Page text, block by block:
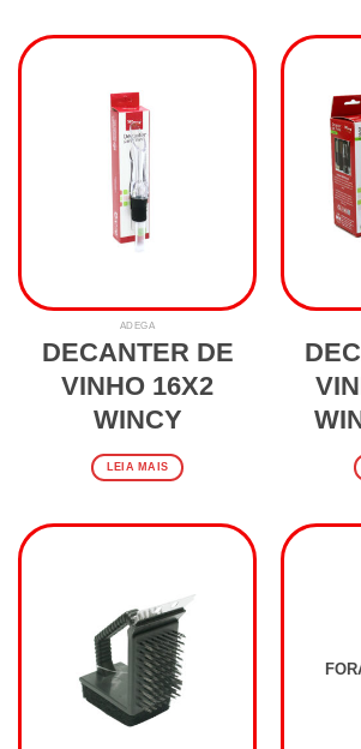
ADEGA
DECANTER DE
VINHO 16X2
WINCY
LEIA MAIS